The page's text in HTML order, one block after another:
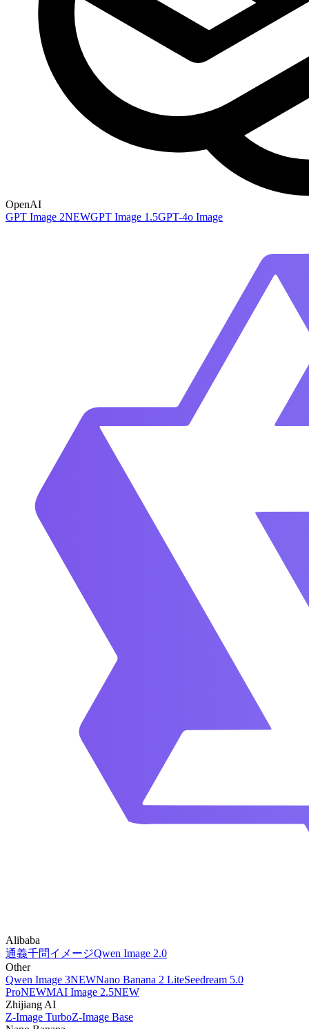
OpenAI
GPT Image 2NEWGPT Image 1.5GPT-4o Image
Alibaba
通義千問イメージQwen Image 2.0
Other
Qwen Image 3NEWNano Banana 2 LiteSeedream 5.0
ProNEWMAI Image 2.5NEW
Zhijiang AI
Z-Image TurboZ-Image Base